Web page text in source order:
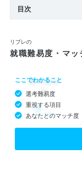
目次
リブレの
就職難易度・マッ
ここでわかること
選考難易度
重視する項目
あなたとのマッチ度